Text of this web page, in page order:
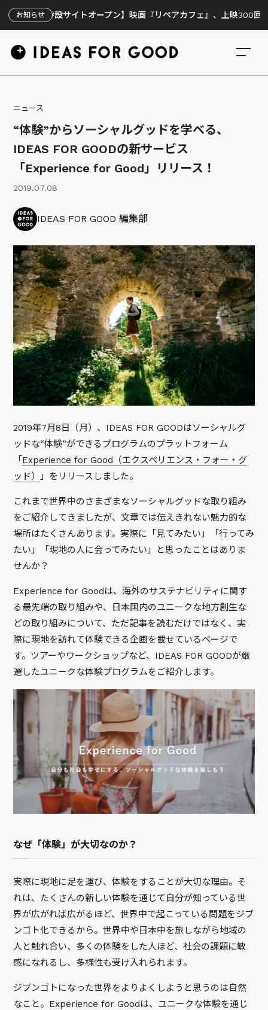
お知らせ
特設サイトオープン】映画『リペアカフェ』、上映300回の先で見え
ニュース
“体験”からソーシャルグッドを学べる、
IDEAS FOR GOODの新サービス
「Experience for Good」リリース！
2019.07.08
IDEAS FOR GOOD 編集部
2019年7月8日（月）、IDEAS FOR GOODはソーシャルグ
ッドな“体験”ができるプログラムのプラットフォーム
「 Experience for Good（エクスペリエンス・フォー・グ
ッド）
」をリリースしました。
これまで世界中のさまざまなソーシャルグッドな取り組み
をご紹介してきましたが、文章では伝えきれない魅力的な
場所はたくさんあります。実際に「見てみたい」「行ってみ
たい」「現地の人に会ってみたい」と思ったことはありま
せんか？
Experience for Goodは、海外のサステナビリティに関す
る最先端の取り組みや、日本国内のユニークな地方創生な
どの取り組みについて、ただ記事を読むだけではなく、実
際に現地を訪れて体験できる企画を載せているページで
す。ツアーやワークショップなど、IDEAS FOR GOODが厳
選したユニークな体験プログラムをご紹介します。
なぜ「体験」が大切なのか？
実際に現地に足を運び、体験をすることが大切な理由。そ
れは、たくさんの新しい体験を通じて自分が知っている世
界が広がれば広がるほど、世界中で起こっている問題をジブ
ンゴト化できるから。世界中や日本中を旅しながら地域の
人と触れ合い、多くの体験をした人ほど、社会の課題に敏
感になれるし、多様性も受け入れられます。
ジブンゴトになった世界をよりよくしようと思うのは自然
なこと。Experience for Goodは、ユニークな体験を通じ